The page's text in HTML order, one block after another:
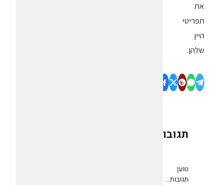
את
תפריטי
היין
שלהן.
תגובות
טוען
תגובות...